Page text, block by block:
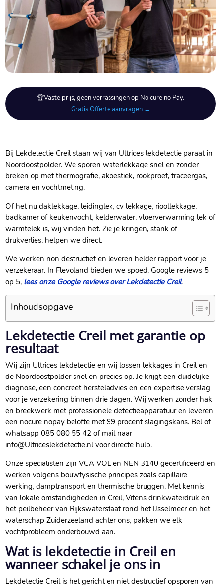
🏆Vaste prijs, geen verrassingen op No cure no Pay.
Gratis Offerte aanvragen →
Bij Lekdetectie Creil staan wij van Ultrices lekdetectie paraat in
Noordoostpolder.​ We sporen waterlekkage snel en zonder
breken op met thermografie, akoestiek, rookproef, traceergas,
camera en vochtmeting.​
Of het nu daklekkage, leidinglek, cv lekkage, rioollekkage,
badkamer of keukenvocht, kelderwater, vloerverwarming lek of
warmtelek is, wij vinden het.​ Zie je kringen, stank of
drukverlies, helpen we direct.​
We werken non destructief en leveren helder rapport voor je
verzekeraar.​ In Flevoland bieden we spoed.​ Google reviews 5
op 5, lees onze Google reviews over Lekdetectie Creil.​
Inhoudsopgave
Lekdetectie Creil met garantie op
resultaat
Wij zijn Ultrices lekdetectie en wij lossen lekkages in Creil en
de Noordoostpolder snel en precies op.​ Je krijgt een duidelijke
diagnose, een concreet hersteladvies en een expertise verslag
voor je verzekering binnen drie dagen.​ Wij werken zonder hak
en breekwerk met professionele detectieapparatuur en leveren
een nocure nopay belofte met 99 procent slagingskans.​ Bel of
whatsapp 085 080 55 42 of mail naar
info@Ultriceslekdetectie.​nl voor directe hulp.​
Onze specialisten zijn VCA VOL en NEN 3140 gecertificeerd en
werken volgens bouwfysische principes zoals capillaire
werking, damptransport en thermische bruggen.​ Met kennis
van lokale omstandigheden in Creil, Vitens drinkwaterdruk en
het peilbeheer van Rijkswaterstaat rond het IJsselmeer en het
waterschap Zuiderzeeland achter ons, pakken we elk
vochtprobleem onderbouwd aan.​
Wat is lekdetectie in Creil en
wanneer schakel je ons in
Lekdetectie Creil is het gericht en niet destructief opsporen van